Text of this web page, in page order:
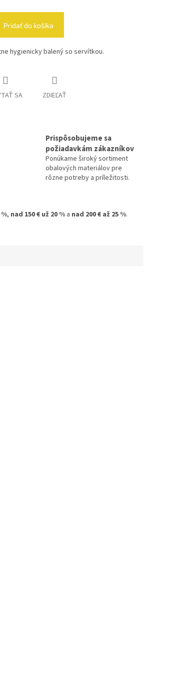
Pridať do košíka
hygienicky balený so servítkou.
SA ZDIEĽAŤ
Prispôsobujeme sa
požiadavkám zákazníkov
Ponúkame široký sortiment
obalových materiálov pre
rôzne potreby a príležitosti.
, nad 150 € už 20 % a nad 200 € až 25 %.